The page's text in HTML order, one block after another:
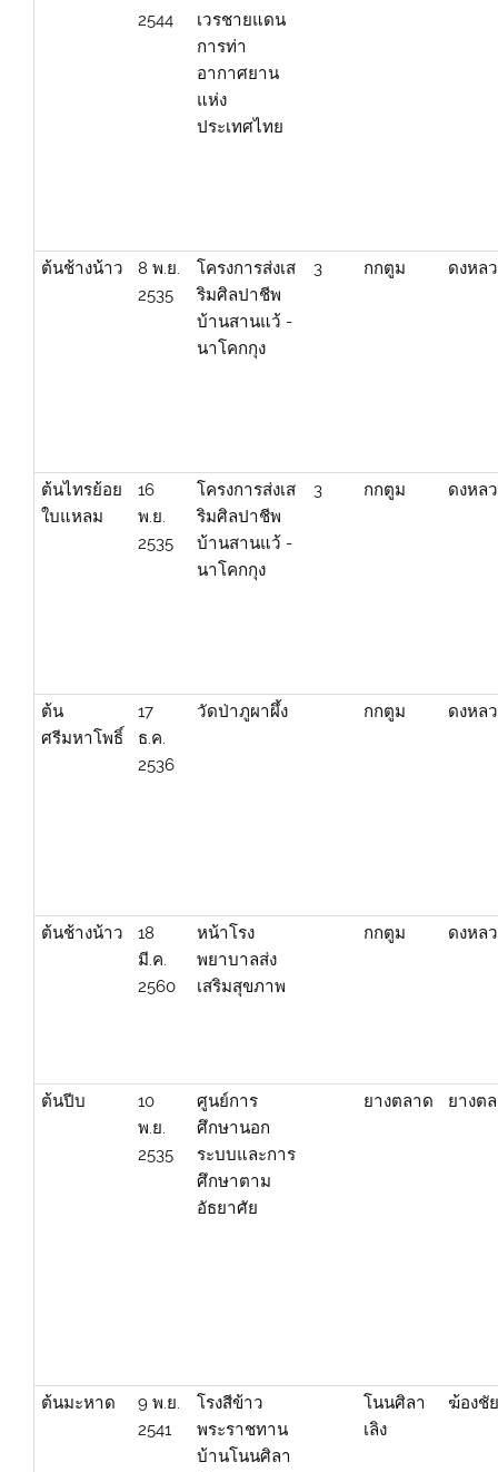
2544
เวรชายแดน
การท่า
อากาศยาน
แห่ง
ประเทศไทย
ต้นช้างน้าว
8 พ.ย.
2535
โครงการส่งเส
ริมศิลปาชีพ
บ้านสานแว้ -
นาโคกกุง
3 กกตูม ดงหล
ต้นไทรย้อย
ใบแหลม
16
พ.ย.
2535
โครงการส่งเส
ริมศิลปาชีพ
บ้านสานแว้ -
นาโคกกุง
3 กกตูม ดงหล
ต้น
ศรีมหาโพธิ์
17
ธ.ค.
2536
วัดป่าภูผาผึ้ง กกตูม ดงหล
ต้นช้างน้าว
18
มี.ค.
2560
หน้าโรง
พยาบาลส่ง
เสริมสุขภาพ
กกตูม ดงหล
ต้นปีบ
10
พ.ย.
2535
ศูนย์การ
ศึกษานอก
ระบบและการ
ศึกษาตาม
อัธยาศัย
ยางตลาด ยางต
ต้นมะหาด
9 พ.ย.
2541
โรงสีข้าว
พระราชทาน
บ้านโนนศิลา
โนนศิลา
เลิง
ฆ้องชั